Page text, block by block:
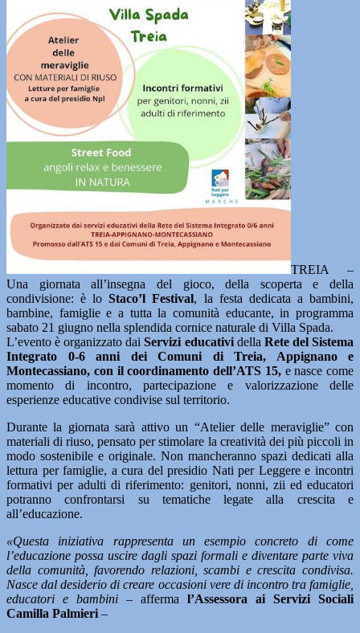
TREIA –
Una giornata all’insegna del gioco, della scoperta e della
condivisione: è lo Staco’l Festival, la festa dedicata a bambini,
bambine, famiglie e a tutta la comunità educante, in programma
sabato 21 giugno nella splendida cornice naturale di Villa Spada.
L’evento è organizzato daiServizi educatividella Rete del Sistema
Integrato 0-6 anni dei Comuni di Treia, Appignano e
Montecassiano, con il coordinamento dell’ATS 15,e nasce come
momento di incontro, partecipazione e valorizzazione delle
esperienze educative condivise sul territorio.
Durante la giornata sarà attivo un “Atelier delle meraviglie” con
materiali di riuso, pensato per stimolare la creatività dei più piccoli in
modo sostenibile e originale. Non mancheranno spazi dedicati alla
lettura per famiglie, a cura del presidio Nati per Leggere e incontri
formativi per adulti di riferimento: genitori, nonni, zii ed educatori
potranno confrontarsi su tematiche legate alla crescita e
all’educazione.
«Questa iniziativa rappresenta un esempio concreto di come
l’educazione possa uscire dagli spazi formali e diventare parte viva
della comunità, favorendo relazioni, scambi e crescita condivisa.
Nasce dal desiderio di creare occasioni vere di incontro tra famiglie,
educatori e bambini – afferma l’Assessora ai Servizi Sociali
Camilla Palmieri –